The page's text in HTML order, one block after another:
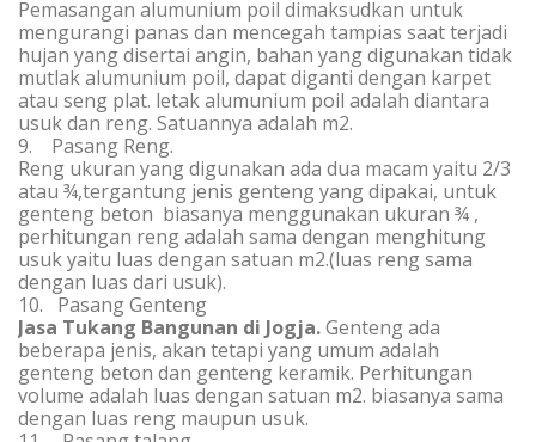
Pemasangan alumunium poil dimaksudkan untuk
mengurangi panas dan mencegah tampias saat terjadi
hujan yang disertai angin, bahan yang digunakan tidak
mutlak alumunium poil, dapat diganti dengan karpet
atau seng plat. letak alumunium poil adalah diantara
usuk dan reng. Satuannya adalah m2.
9. Pasang Reng.
Reng ukuran yang digunakan ada dua macam yaitu 2/3
atau ¾,tergantung jenis genteng yang dipakai, untuk
genteng beton biasanya menggunakan ukuran ¾ ,
perhitungan reng adalah sama dengan menghitung
usuk yaitu luas dengan satuan m2.(luas reng sama
dengan luas dari usuk).
10. Pasang Genteng
Jasa Tukang Bangunan di Jogja.Genteng ada
beberapa jenis, akan tetapi yang umum adalah
genteng beton dan genteng keramik. Perhitungan
volume adalah luas dengan satuan m2. biasanya sama
dengan luas reng maupun usuk.